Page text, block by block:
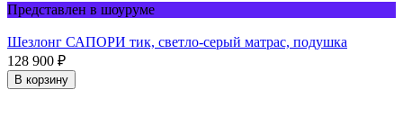
Представлен в шоуруме
Шезлонг САПОРИ тик, светло-серый матрас, подушка
128 900 ₽
В корзину